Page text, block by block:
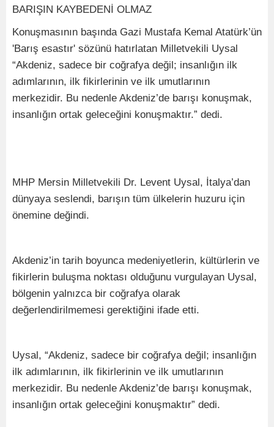
BARIŞIN KAYBEDENİ OLMAZ
Konuşmasının başında Gazi Mustafa Kemal Atatürk’ün
'Barış esastır' sözünü hatırlatan Milletvekili Uysal
“Akdeniz, sadece bir coğrafya değil; insanlığın ilk
adımlarının, ilk fikirlerinin ve ilk umutlarının
merkezidir. Bu nedenle Akdeniz’de barışı konuşmak,
insanlığın ortak geleceğini konuşmaktır.” dedi.
MHP Mersin Milletvekili Dr. Levent Uysal, İtalya’dan
dünyaya seslendi, barışın tüm ülkelerin huzuru için
önemine değindi.
Akdeniz’in tarih boyunca medeniyetlerin, kültürlerin ve
fikirlerin buluşma noktası olduğunu vurgulayan Uysal,
bölgenin yalnızca bir coğrafya olarak
değerlendirilmemesi gerektiğini ifade etti.
Uysal, “Akdeniz, sadece bir coğrafya değil; insanlığın
ilk adımlarının, ilk fikirlerinin ve ilk umutlarının
merkezidir. Bu nedenle Akdeniz’de barışı konuşmak,
insanlığın ortak geleceğini konuşmaktır” dedi.